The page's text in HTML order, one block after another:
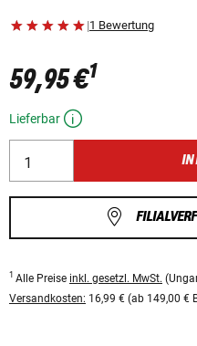
|1 Bewertung
59,95 €1
Lieferbar
IN
1 Alle Preise inkl. gesetzl. MwSt.
Versandkosten: 16,99 € (ab 149,00 €